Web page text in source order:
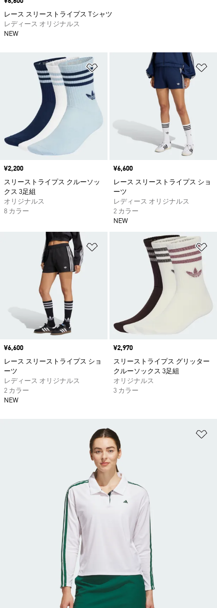
ほしいものリストに追加
価格
¥2,200
スリーストライプス クルーソッ
クス 3足組
オリジナルス
8 カラー
価格
¥6,600
レース スリーストライプス ショ
ーツ
レディース オリジナルス
2 カラー
NEW
ほしいものリストに追加
価格
¥6,600
レース スリーストライプス ショ
ーツ
レディース オリジナルス
2 カラー
NEW
価格
¥2,970
スリーストライプス グリッター
クルーソックス 3足組
オリジナルス
3 カラー
レース スリーストライプス Tシャツ
レディース オリジナルス
NEW